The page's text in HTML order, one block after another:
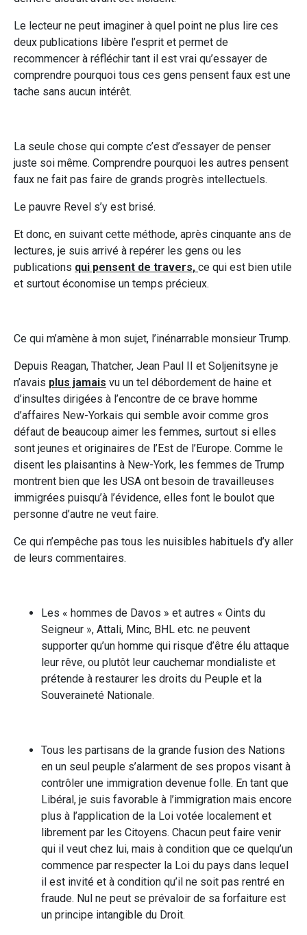
Le lecteur ne peut imaginer à quel point ne plus lire ces
deux publications libère l’esprit et permet de
recommencer à réfléchir tant il est vrai qu’essayer de
comprendre pourquoi tous ces gens pensent faux est une
tache sans aucun intérêt.
La seule chose qui compte c’est d’essayer de penser
juste soi même. Comprendre pourquoi les autres pensent
faux ne fait pas faire de grands progrès intellectuels.
Le pauvre Revel s’y est brisé.
Et donc, en suivant cette méthode, après cinquante ans de
lectures, je suis arrivé à repérer les gens ou les
publications qui pensent de travers, ce qui est bien utile
et surtout économise un temps précieux.
Ce qui m’amène à mon sujet, l’inénarrable monsieur Trump.
Depuis Reagan, Thatcher, Jean Paul II et Soljenitsyne je
n’avais plus jamais vu un tel débordement de haine et
d’insultes dirigées à l’encontre de ce brave homme
d’affaires New-Yorkais qui semble avoir comme gros
défaut de beaucoup aimer les femmes, surtout si elles
sont jeunes et originaires de l’Est de l’Europe. Comme le
disent les plaisantins à New-York, les femmes de Trump
montrent bien que les USA ont besoin de travailleuses
immigrées puisqu’à l’évidence, elles font le boulot que
personne d’autre ne veut faire.
Ce qui n’empêche pas tous les nuisibles habituels d’y aller
de leurs commentaires.
Les « hommes de Davos » et autres « Oints du
Seigneur », Attali, Minc, BHL etc. ne peuvent
supporter qu’un homme qui risque d’être élu attaque
leur rêve, ou plutôt leur cauchemar mondialiste et
prétende à restaurer les droits du Peuple et la
Souveraineté Nationale.
Tous les partisans de la grande fusion des Nations
en un seul peuple s’alarment de ses propos visant à
contrôler une immigration devenue folle. En tant que
Libéral, je suis favorable à l’immigration mais encore
plus à l’application de la Loi votée localement et
librement par les Citoyens. Chacun peut faire venir
qui il veut chez lui, mais à condition que ce quelqu’un
commence par respecter la Loi du pays dans lequel
il est invité et à condition qu’il ne soit pas rentré en
fraude. Nul ne peut se prévaloir de sa forfaiture est
un principe intangible du Droit.